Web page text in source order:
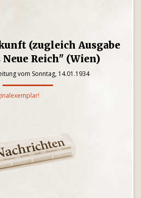
(zugleich Ausgabe
Neue Reich" (Wien)
vom Sonntag, 14.01.1934